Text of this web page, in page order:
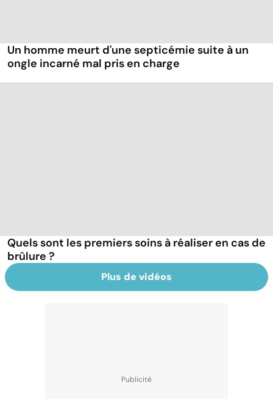
Un homme meurt d'une septicémie suite à un
ongle incarné mal pris en charge
Quels sont les premiers soins à réaliser en cas de
brûlure ?
Plus de vidéos